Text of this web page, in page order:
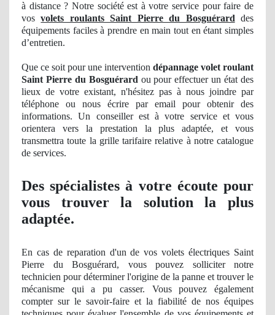
à distance ? Notre société est à votre service pour faire de
vosvolets roulants Saint Pierre du Bosguérard des
équipements faciles à prendre en main tout en étant simples
d’entretien.
Que ce soit pour une intervention dépannage volet roulant
Saint Pierre du Bosguérard ou pour effectuerunétat des
lieux de votre existant, n'hésitez pas à nous joindre par
téléphone ou nous écrire par email pour obtenir des
informations. Un conseiller est à votre service et vous
orientera vers la prestation la plusadaptée, et vous
transmettra toute la grille tarifaire relative à notre catalogue
de services.
Des spécialistes à votre écoute pour
vous trouver la solution la plus
adaptée.
En cas de reparation d'un de vos volets électriques Saint
Pierre du Bosguérard, vous pouvez solliciter notre
technicien pour déterminer l'origine de la panne et trouver le
mécanisme qui a pu casser. Vous pouvez également
compter sur le savoir-faire et la fiabilité de nos équipes